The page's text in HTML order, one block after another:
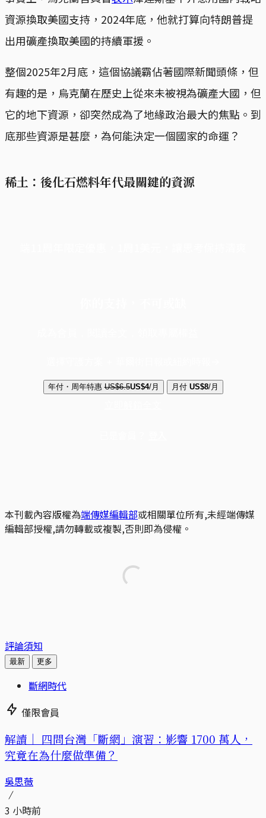
資源換取美國支持，2024年底，他就打算向特朗普提
出用礦產換取美國的持續軍援。
整個2025年2月底，這個協議霸佔著國際新聞頭條，但
有趣的是，烏克蘭在歷史上從來未被視為礦產大國，但
它的地下資源，卻突然成為了地緣政治最大的焦點。到
底那些資源是甚麼，為何能決定一個國家的命運？
稀土：後化石燃料年代最關鍵的資源
年付・周年特惠 US$6.5US$4/月 月付 US$8/月
本刊載內容版權為端傳媒編輯部或相關單位所有,未經端傳媒
編輯部授權,請勿轉載或複製,否則即為侵權。
評論須知
最新 更多
斷網時代
僅限會員
解讀｜ 四問台灣「斷網」演習：影響 1700 萬人，
究竟在為什麼做準備？
吳思薇
3 小時前